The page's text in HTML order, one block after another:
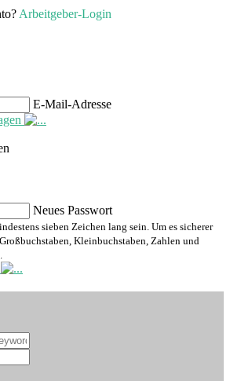
Arbeitgeber-Login
E-Mail-Adresse
Neues Passwort
sieben Zeichen lang sein. Um es sicherer
Kleinbuchstaben, Zahlen und